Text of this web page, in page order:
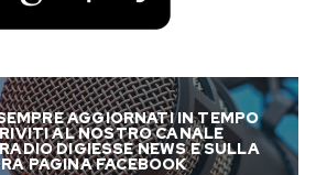
AGGIORNATI IN TEMPO
AL NOSTRO CANALE
DIGIESSE NEWS E SULLA
PAGINA FACEBOOK